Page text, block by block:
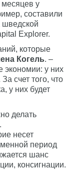
месяцев у
составили
шведской
Explorer.
которые
Когель. –
экономии: у них
счет того, что
у них будет
делать
несет
период
шанс
консигнации.